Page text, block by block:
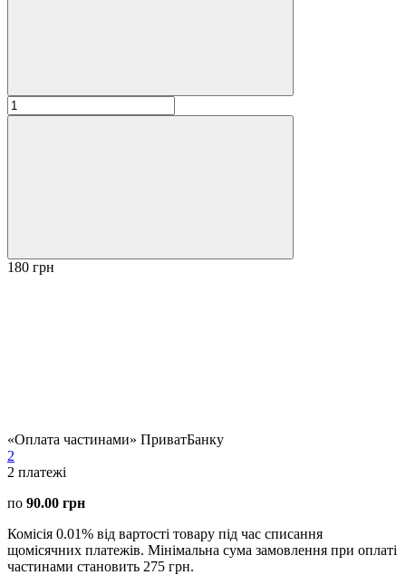
180 грн
«Оплата частинами» ПриватБанку
2
2 платежі
по 90.00 грн
Комісія 0.01% від вартості товару під час списання
щомісячних платежів. Мінімальна сума замовлення при оплаті
частинами становить 275 грн.